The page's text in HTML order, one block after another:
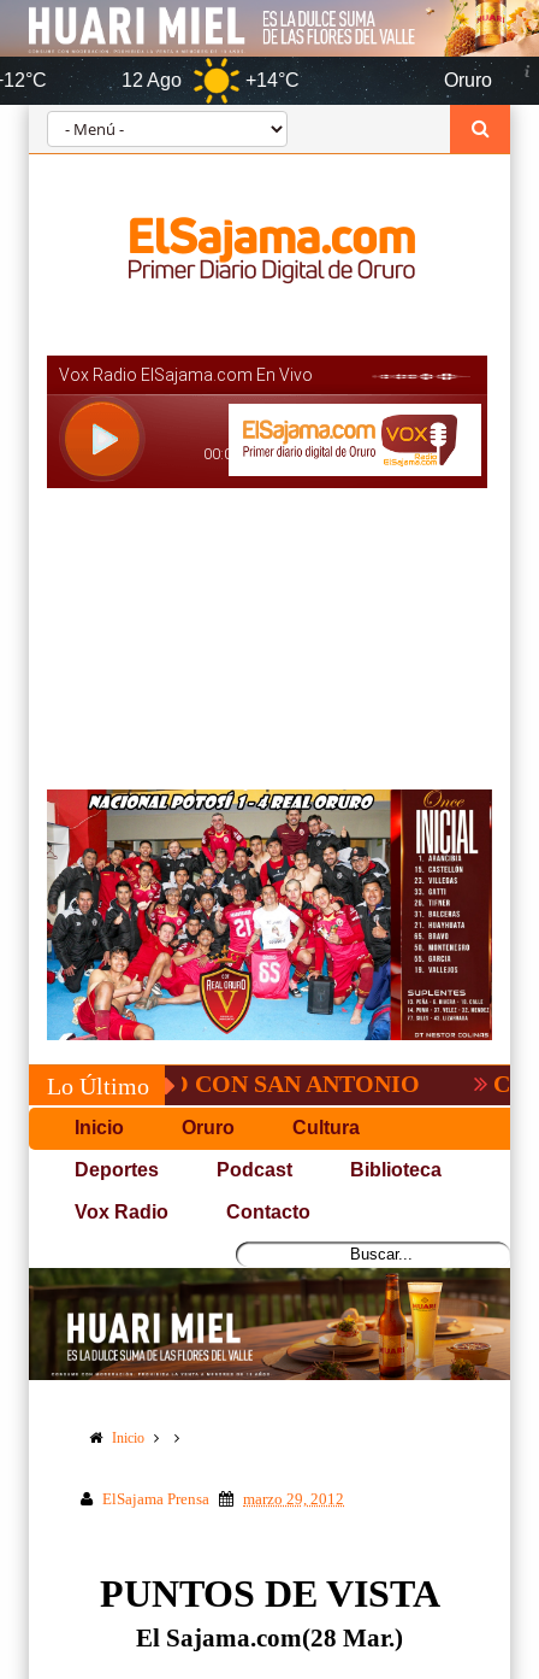
12 Ago +14°C Oruro
Lo Último
PUDO CON SAN ANTONIO COPA
Inicio Oruro Cultura
Deportes Podcast Biblioteca
Vox Radio Contacto
Inicio
ElSajama Prensa marzo 29, 2012
PUNTOS DE VISTA
El Sajama.com(28 Mar.)